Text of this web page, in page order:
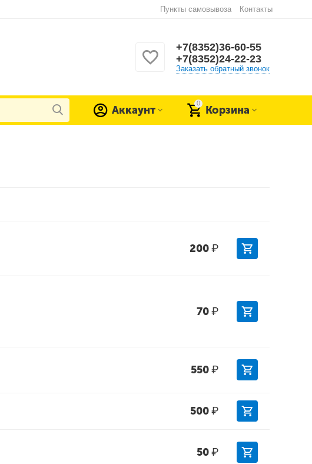
Пункты самовывоза Контакты
+7(8352)36-60-55
+7(8352)24-22-23
Заказать обратный звонок
0
Корзина
Аккаунт
200₽
70₽
550₽
500₽
50₽